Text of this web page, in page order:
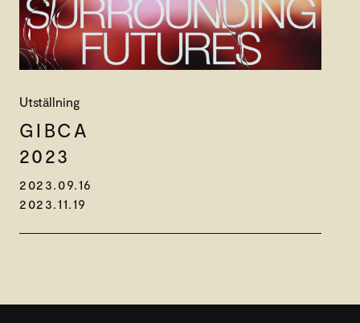
Utställning
GIBCA
2023
2023.09.16
2023.11.19